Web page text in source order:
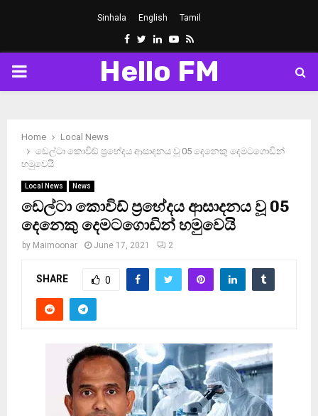
Sinhala English Tamil
Facebook
Twitter
LinkedinYoutube
Rss
PRIMARY
Hello FM
Home
Local News
ඩෙල්ටා කොවිඩ් ප්‍රභේදය ආසාදනය වූ 05 දෙනෙකු දෙමටගොඩින්
හමුවෙයි
Local News News
ඩෙල්ටා කොවිඩ් ප්‍රභේදය ආසාදනය වූ 05
දෙනෙකු දෙමටගොඩින් හමුවෙයි
by Maimoonar June 17, 2021 2
SHARE 0